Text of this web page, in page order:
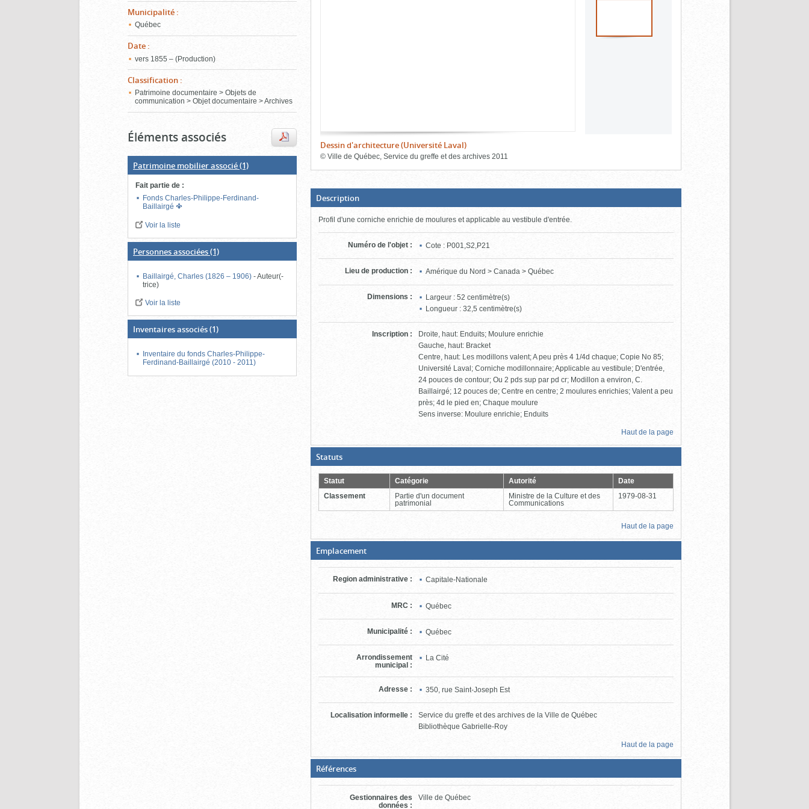
Municipalité :
Québec
Date :
vers 1855 – (Production)
Classification :
Patrimoine documentaire > Objets de
communication > Objet documentaire > Archives
Éléments associés
Patrimoine mobilier associé(1)
Fait partie de :
Fonds Charles-Philippe-Ferdinand-
Baillairgé
Voir la liste
Personnes associées(1)
Baillairgé, Charles (1826 – 1906)-Auteur(-
trice)
Voir la liste
Inventaires associés(1)
Inventaire du fonds Charles-Philippe-
Ferdinand-Baillairgé (2010 - 2011)
Dessin d'architecture (Université Laval)
© Ville de Québec, Service du greffe et des archives 2011
bloc
d'onglets
Description(Boite
ouverte,
cliquer
pour
fermer)
Profil d'une corniche enrichie de moulures et applicable au vestibule d'entrée.
Numéro de l'objet : Cote : P001,S2,P21
Lieu de production : Amérique du Nord > Canada > Québec
Dimensions :
Largeur : 52 centimètre(s)
Longueur : 32,5 centimètre(s)
Inscription :
Droite, haut: Enduits; Moulure enrichie
Gauche, haut: Bracket
Centre, haut: Les modillons valent; A peu près 4 1/4d chaque; Copie No 85;
Université Laval; Corniche modillonnaire; Applicable au vestibule; D'entrée,
24 pouces de contour; Ou 2 pds sup par pd cr; Modillon a environ, C.
Baillairgé; 12 pouces de; Centre en centre; 2 moulures enrichies; Valent a peu
près; 4d le pied en; Chaque moulure
Sens inverse: Moulure enrichie; Enduits
Haut de la page
Statuts(Boite
ouverte,
cliquer
pour
fermer)
Statut Catégorie Autorité
Date
Classement
Partie d'un document
patrimonial
Ministre de la Culture et des
Communications
1979-08-31
Haut de la page
Emplacement(Boite
fermée,
cliquer
pour
ouvrir)
Region administrative : Capitale-Nationale
MRC : Québec
Municipalité : Québec
Arrondissement
municipal :
La Cité
Adresse : 350, rue Saint-Joseph Est
Localisation informelle :
Service du greffe et des archives de la Ville de Québec
Bibliothèque Gabrielle-Roy
Haut de la page
Références(Boite
fermée,
cliquer
pour
ouvrir)
Gestionnaires des
données :
Ville de Québec